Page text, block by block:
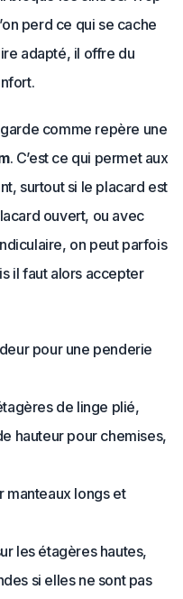
perd ce qui se cache
adapté, il offre du
comme repère une
. C’est ce qui permet aux
surtout si le placard est
ouvert, ou avec
on peut parfois
il faut alors accepter
pour une penderie
de linge plié,
hauteur pour chemises,
manteaux longs et
les étagères hautes,
si elles ne sont pas